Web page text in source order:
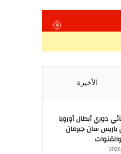
الأخيرة
دوري أبطال أوروبا
بين باريس سان جيرمان